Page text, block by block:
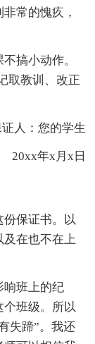
常的愧疚，
搞小动作。
取教训、改正
：您的学生
年x月x日
保证书。以
在也不在上
响班上的纪
班级。所以
失蹄”。我还